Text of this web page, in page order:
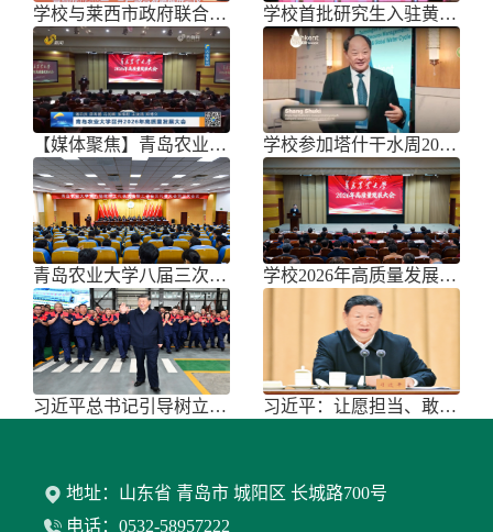
学校与莱西市政府联合举办青岛市胡萝 学校首批研究生入驻黄三角农高区
【媒体聚焦】青岛农业大学召开202 学校参加塔什干水周2026国际论坛
青岛农业大学八届三次双代会胜利召开 学校2026年高质量发展大会召开
习近平总书记引导树立和践行正确政绩 习近平：让愿担当、敢担当、善担当蔚
地址：山东省 青岛市 城阳区 长城路700号
电话：0532-58957222